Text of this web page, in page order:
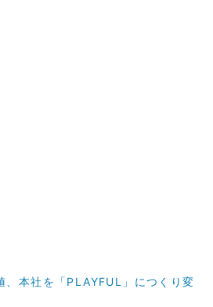
、本社を「PLAYFUL」につくり変